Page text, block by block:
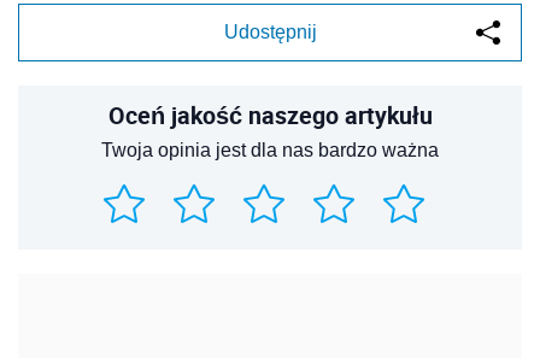
Udostępnij
Oceń jakość naszego artykułu
Twoja opinia jest dla nas bardzo ważna